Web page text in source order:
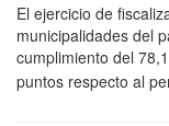
El ejercicio de
municipalidades del
cumplimiento del
puntos respecto al